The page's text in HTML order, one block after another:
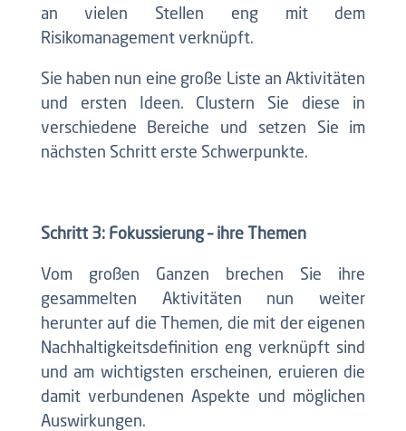
an vielen Stellen eng mit dem
Risikomanagement verknüpft.
Sie haben nun eine große Liste an Aktivitäten
und ersten Ideen. Clustern Sie diese in
verschiedene Bereiche und setzen Sie im
nächsten Schritt erste Schwerpunkte.
Schritt 3: Fokussierung – ihre Themen
Vom großen Ganzen brechen Sie ihre
gesammelten Aktivitäten nun weiter
herunter auf die Themen, die mit der eigenen
Nachhaltigkeitsdefinition eng verknüpft sind
und am wichtigsten erscheinen, eruieren die
damit verbundenen Aspekte und möglichen
Auswirkungen.